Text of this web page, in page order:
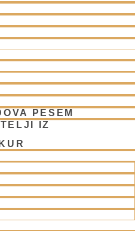
PESEM
IZ
jasno in nedvoumno: prepoved
tistih, ki so medicinsko
snovi za domnevni “duhovni
ne izhaja iz kemičnih ali